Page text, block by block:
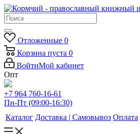
Отложенные 0
Корзина пуста 0
ВойтиМой кабинет
Опт
+7 964 760-16-61
Пн-Пт (09:00-16:30)
Каталог Доставка | Самовывоз Оплата